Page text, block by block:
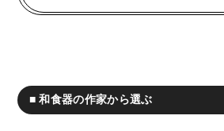
■ 和食器の作家から選ぶ